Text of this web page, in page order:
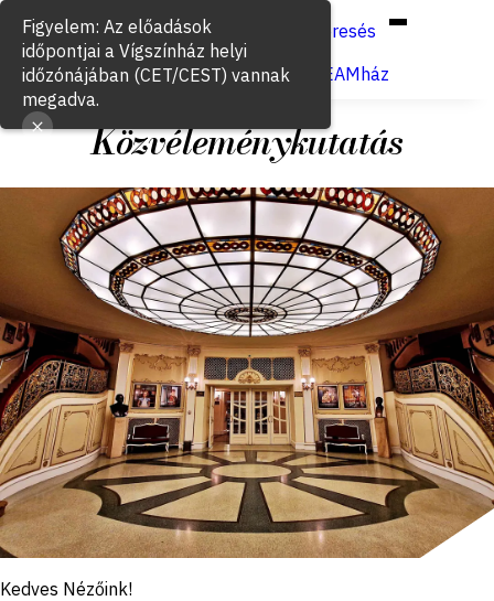
Keresés
Jegyvásárlás
VígSTREAMház
Közvéleménykutatás
2026. június 12.
Kedves Nézőink!
Figyelem: Az előadások
időpontjai a Vígszínház helyi
időzónájában (CET/CEST) vannak
megadva.